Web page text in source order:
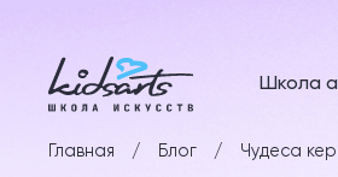
Школа
Главная Блог Чудеса